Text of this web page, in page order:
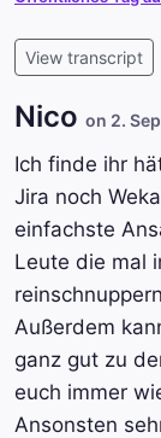
View transcript
Nico on 2.
Ich finde ihr
Jira noch
einfachste
Leute die mal
Außerdem
ganz gut zu
euch immer
Ansonsten